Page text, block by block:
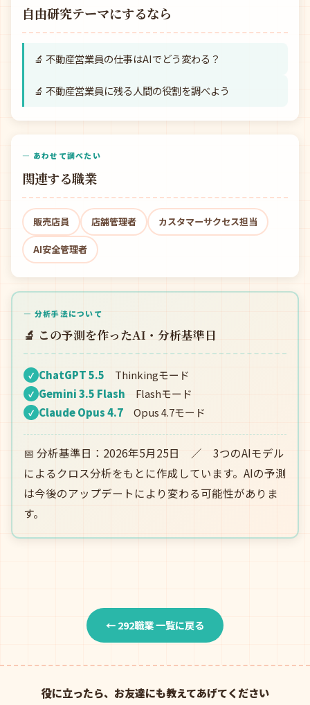
自由研究テーマにするなら
🔬 不動産営業員の仕事はAIでどう変わる？
🔬 不動産営業員に残る人間の役割を調べよう
— あわせて調べたい
関連する職業
販売店員 店舗管理者 カスタマーサクセス担当
AI安全管理者
— 分析手法について
🔬 この予測を作ったAI・分析基準日
✓ ChatGPT 5.5 Thinkingモード
✓ Gemini 3.5 Flash Flashモード
✓ Claude Opus 4.7 Opus 4.7モード
📅 分析基準日：2026年5月25日 ／ 3つのAIモデル
によるクロス分析をもとに作成しています。AIの予測
は今後のアップデートにより変わる可能性がありま
す。
← 292職業 一覧に戻る
役に立ったら、お友達にも教えてあげてください